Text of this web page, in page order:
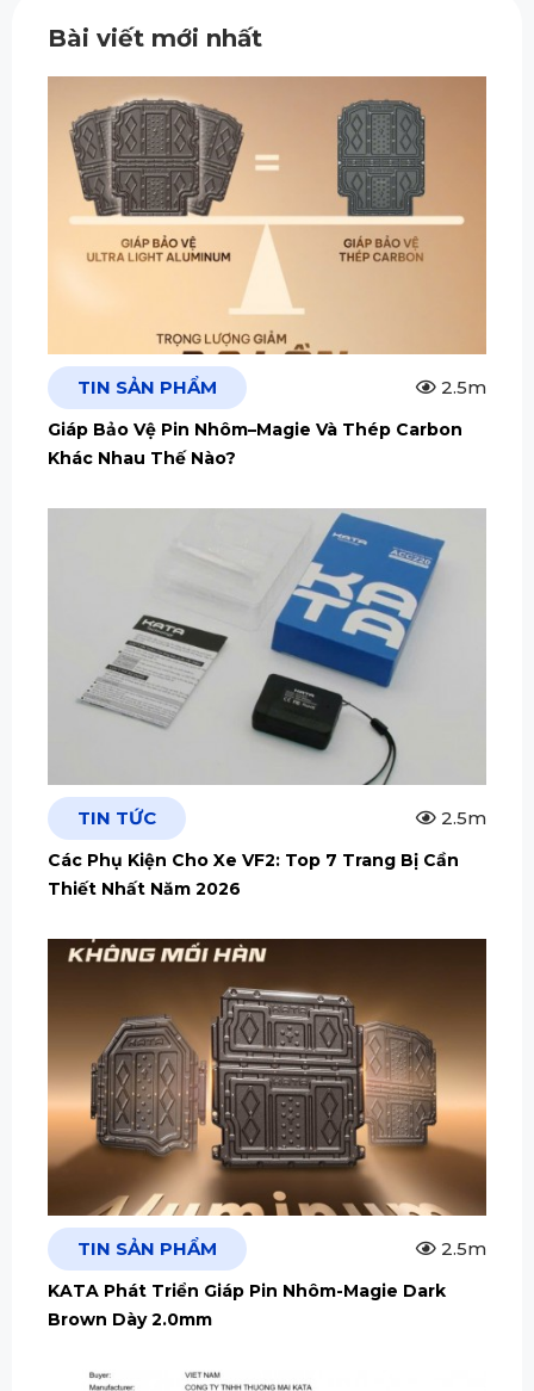
Bài viết mới nhất
TIN SẢN PHẨM 2.5m
Giáp Bảo Vệ Pin Nhôm–Magie Và Thép Carbon
Khác Nhau Thế Nào?
TIN TỨC 2.5m
Các Phụ Kiện Cho Xe VF2: Top 7 Trang Bị Cần
Thiết Nhất Năm 2026
TIN SẢN PHẨM 2.5m
KATA Phát Triển Giáp Pin Nhôm-Magie Dark
Brown Dày 2.0mm